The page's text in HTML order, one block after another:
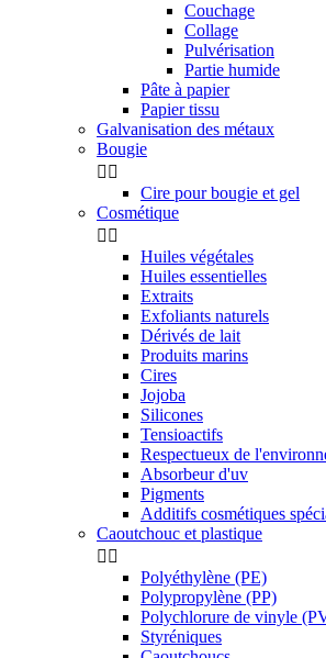
Couchage
Collage
Pulvérisation
Partie humide
Pâte à papier
Papier tissu
Galvanisation des métaux
Bougie
 
Cire pour bougie et gel
Cosmétique
 
Huiles végétales
Huiles essentielles
Extraits
Exfoliants naturels
Dérivés de lait
Produits marins
Cires
Jojoba
Silicones
Tensioactifs
Respectueux de
Absorbeur d'uv
Pigments
Additifs cosmétiques
Caoutchouc et plastique
 
Polyéthylène (PE)
Polypropylène (PP)
Polychlorure de vinyle
Styréniques